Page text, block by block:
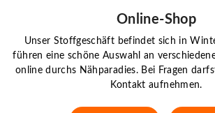
Online-Shop
Unser Stoffgeschäft befindet sich in
führen eine schöne Auswahl an
online durchs Nähparadies. Bei Fragen
Kontakt aufnehmen.